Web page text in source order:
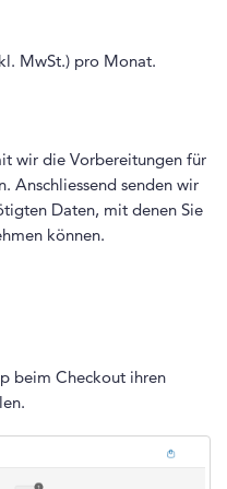
MwSt.) pro Monat.
wir die Vorbereitungen für
Anschliessend senden wir
Daten, mit denen Sie
können.
beim Checkout ihren